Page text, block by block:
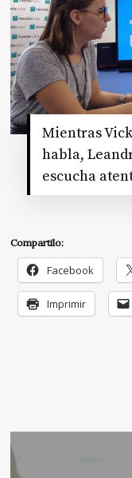
Mientras
habla,
escucha
Compartilo:
Facebook
Imprimir